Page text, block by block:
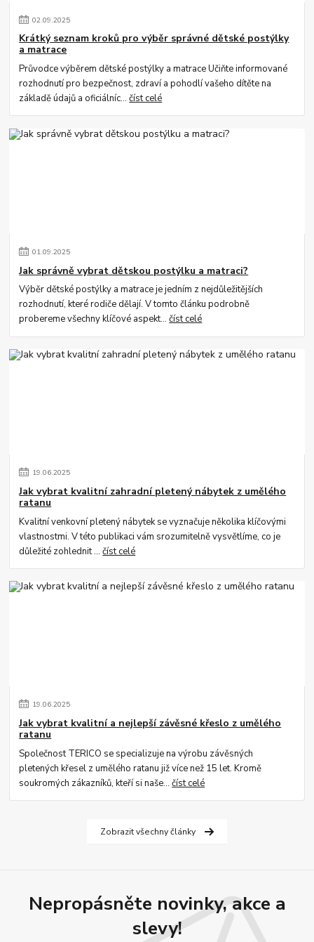
02.09.2025
Krátký seznam kroků pro výběr správné dětské postýlky
a matrace
Průvodce výběrem dětské postýlky a matrace Učiňte informované
rozhodnutí pro bezpečnost, zdraví a pohodlí vašeho dítěte na
základě údajů a oficiálníc...číst celé
01.09.2025
Jak správně vybrat dětskou postýlku a matraci?
Výběr dětské postýlky a matrace je jedním z nejdůležitějších
rozhodnutí, které rodiče dělají. V tomto článku podrobně
probereme všechny klíčové aspekt...číst celé
19.06.2025
Jak vybrat kvalitní zahradní pletený nábytek z umělého
ratanu
Kvalitní venkovní pletený nábytek se vyznačuje několika klíčovými
vlastnostmi. V této publikaci vám srozumitelně vysvětlíme, co je
důležité zohlednit ...číst celé
19.06.2025
Jak vybrat kvalitní a nejlepší závěsné křeslo z umělého
ratanu
Společnost TERICO se specializuje na výrobu závěsných
pletených křesel z umělého ratanu již více než 15 let. Kromě
soukromých zákazníků, kteří si naše...číst celé
Zobrazit všechny články
Nepropásněte novinky, akce a
slevy!